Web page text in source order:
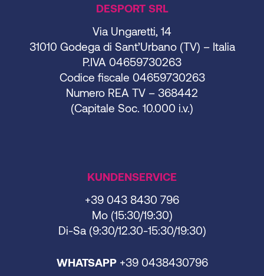
DESPORT SRL
Via Ungaretti, 14
31010 Godega di Sant’Urbano (TV) – Italia
P.IVA 04659730263
Codice fiscale 04659730263
Numero REA TV – 368442
(Capitale Soc. 10.000 i.v.)
KUNDENSERVICE
+39 043 8430 796
Mo (15:30/19:30)
Di-Sa (9:30/12.30-15:30/19:30)
WHATSAPP +39 0438430796